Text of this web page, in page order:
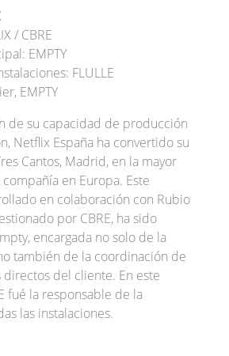
/ CBRE
EMPTY
FLULLE
EMPTY
de su capacidad de producción
Netflix España ha convertido su
Cantos, Madrid, en la mayor
en Europa. Este
en colaboración con Rubio
por CBRE, ha sido
encargada no solo de la
también de la coordinación de
del cliente. En este
fué la responsable de la
las instalaciones.